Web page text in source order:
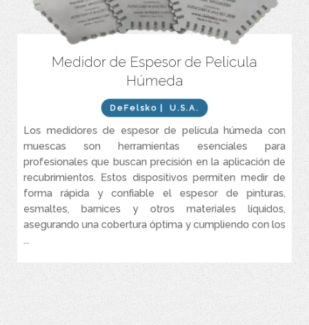
Medidor de Espesor de Película
Húmeda
DeFelsko | U.S.A.
Los medidores de espesor de película húmeda con
muescas son herramientas esenciales para
profesionales que buscan precisión en la aplicación de
recubrimientos. Estos dispositivos permiten medir de
forma rápida y confiable el espesor de pinturas,
esmaltes, barnices y otros materiales líquidos,
asegurando una cobertura óptima y cumpliendo con los
...
Medición rápida y precisa
de recubrimientos líquidos (pinturas,
esmaltes, etc.) mediante muescas calibradas.
resistencia) o aluminio (económico y ligero).
milésimas de pulgada (mils) según el modelo.
Diseño versátil:
Disponibles en galgas de 8, 6 o 4 caras.